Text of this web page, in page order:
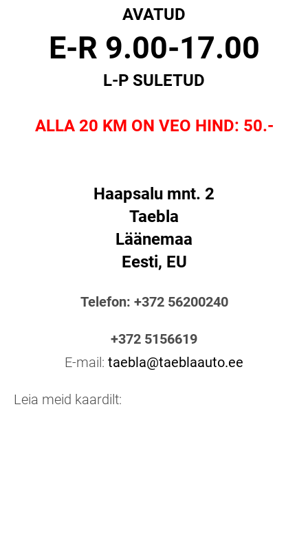
AVATUD
E-R 9.00-17.00
L-P SULETUD
ALLA 20 KM ON VEO HIND: 50.-
Haapsalu mnt. 2
Taebla
Läänemaa
Eesti, EU
Telefon: +372 56200240
+372 5156619
E-mail: taebla@taeblaauto.ee
Leia meid kaardilt: